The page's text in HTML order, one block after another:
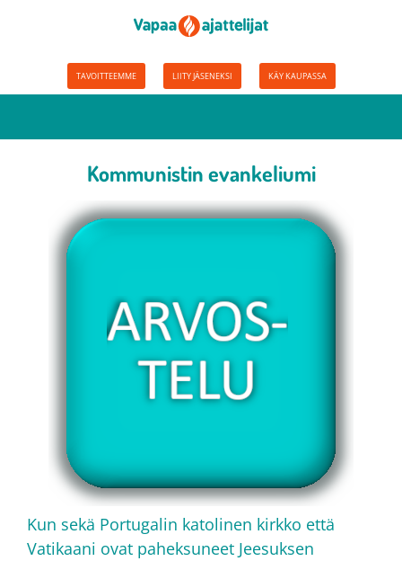
TAVOITTEEMME LIITY JÄSENEKSI KÄY KAUPASSA
Kommunistin evankeliumi
Kun sekä Portugalin katolinen kirkko että
Vatikaani ovat paheksuneet Jeesuksen